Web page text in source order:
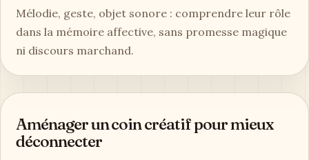
Mélodie, geste, objet sonore : comprendre leur rôle
dans la mémoire affective, sans promesse magique
ni discours marchand.
Aménager un coin créatif pour mieux
déconnecter